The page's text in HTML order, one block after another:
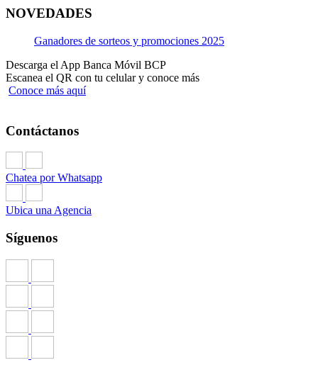
NOVEDADES
Ganadores de sorteos y promociones 2025
Descarga el App Banca Móvil BCP
Escanea el QR con tu celular y conoce más
Conoce más aquí
Contáctanos
Chatea por Whatsapp
Ubica una Agencia
Síguenos